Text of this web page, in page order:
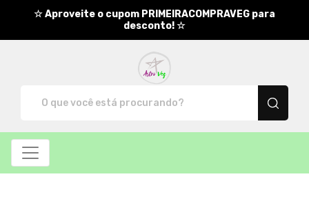
☆ Aproveite o cupom PRIMEIRACOMPRAVEG para
desconto! ☆